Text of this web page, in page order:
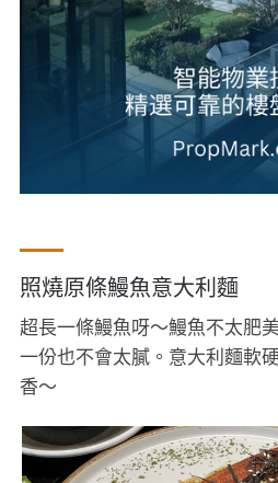
照燒原條鰻魚意大利麵
超長一條鰻魚呀～鰻魚不太肥
一份也不會太膩。意大利麵軟
香～